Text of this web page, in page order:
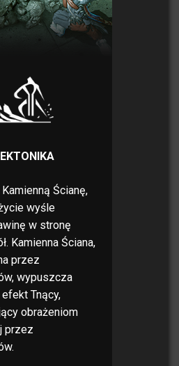
Kamienną Ścianę,
wyśle
w stronę
Kamienna Ściana,
przez
wypuszcza
Tnący,
obrażeniom
przez